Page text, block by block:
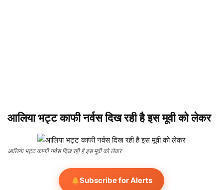
आलिया भट्ट काफी नर्वस दिख रही है इस मूवी को लेकर
आलिया भट्ट काफी नर्वस दिख रही है इस मूवी को लेकर
Subscribe for Alerts